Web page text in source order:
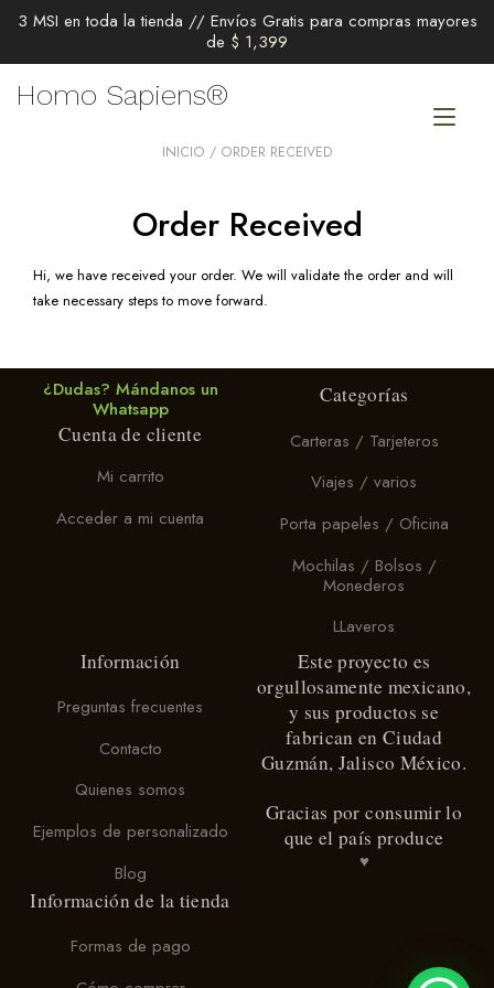
3 MSI en toda la tienda // Envíos Gratis para compras mayores
de $ 1,399
Homo Sapiens®
INICIO / ORDER RECEIVED
Order Received
Hi, we have received your order. We will validate the order and will
take necessary steps to move forward.
¿Dudas? Mándanos un
Whatsapp
Cuenta de cliente
Mi carrito
Acceder a mi cuenta
Categorías
Carteras / Tarjeteros
Viajes / varios
Porta papeles / Oficina
Mochilas / Bolsos /
Monederos
LLaveros
Información
Preguntas frecuentes
Contacto
Quienes somos
Ejemplos de personalizado
Blog
Información de la tienda
Formas de pago
Este proyecto es
orgullosamente mexicano,
y sus productos se
fabrican en Ciudad
Guzmán, Jalisco México.
Gracias por consumir lo
que el país produce
♥